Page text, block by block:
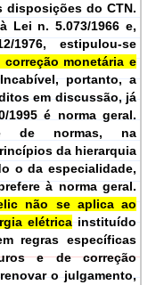
disposições do CTN.
Lei n. 5.073/1966 e,
1976, estipulou-se
monetária e
portanto, a
em discussão, já
é norma geral.
de normas, na
da hierarquia
o da especialidade,
à norma geral.
não se aplica ao
elétricainstituído
regras específicas
e de correção
o julgamento,